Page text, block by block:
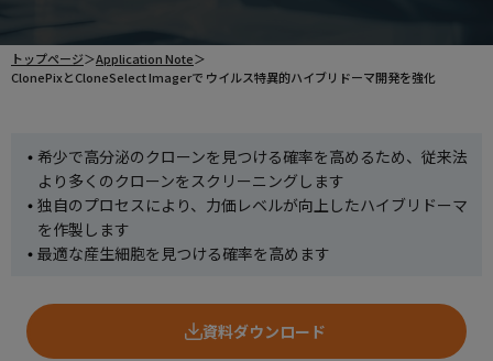
修理、不具合、点検、移設等のお問い合わせ
トップページ＞Application Note＞
ClonePixとCloneSelect Imagerで ウイルス特異的ハイブリドーマ開発を強化
希少で高分泌のクローンを見つける確率を高めるため、従来法
より多くのクローンをスクリーニングします
独自のプロセスにより、力価レベルが向上したハイブリドーマ
を作製します
最適な産生細胞を見つける確率を高めます
資料ダウンロード